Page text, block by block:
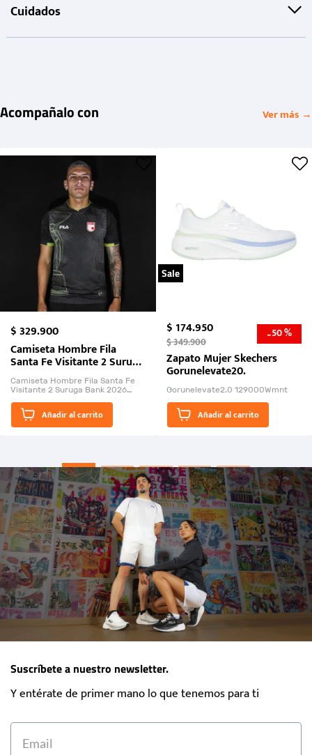
Cuidados
Acompañalo con Ver más →
$329.900
Camiseta Hombre Fila
Santa Fe Visitante 2 Suruga
Bank 2026
Camiseta Hombre Fila Santa Fe
Visitante 2 Suruga Bank 2026
El Rugido del Sol Naciente:
“Primeros para la Et...
Añadir al carrito
Sale
$174.950
$349.900 -50 %
Zapato Mujer Skechers
Gorunelevate20.
Gorunelevate2.0 129000Wmnt
Añadir al carrito
Suscríbete a nuestro newsletter.
Y entérate de primer mano lo que tenemos para ti